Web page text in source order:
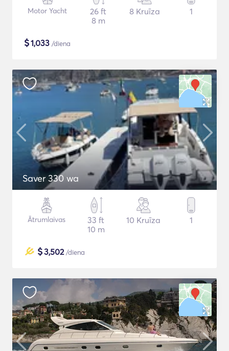
Motor Yacht
26 ft
8 m
8 Kruīza 1
$1,033 /diena
Saver 330 wa
Ātrumlaivas
33 ft
10 m
10 Kruīza 1
$3,502/diena